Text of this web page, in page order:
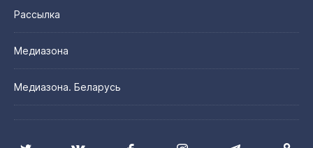
Рассылка
Медиазона
Медиазона. Беларусь